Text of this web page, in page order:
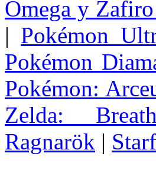
Omega y
| Pokémon
Pokémon
Pokémon:
Zelda:
Ragnarök |